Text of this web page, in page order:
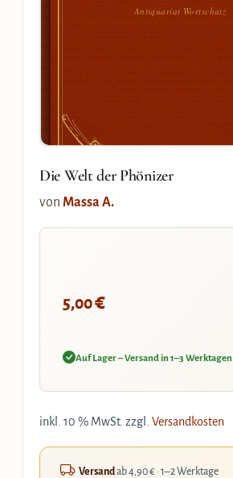
Antiquariat Wortschatz
Die Welt der Phönizer
von Massa A.
5,00€
Auf Lager – Versand in 1–3 Werktagen
inkl. 10 % MwSt. zzgl. Versandkosten
Versandab 4,90 € · 1–2 Werktage